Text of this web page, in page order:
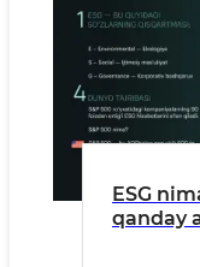
ESG
qanday